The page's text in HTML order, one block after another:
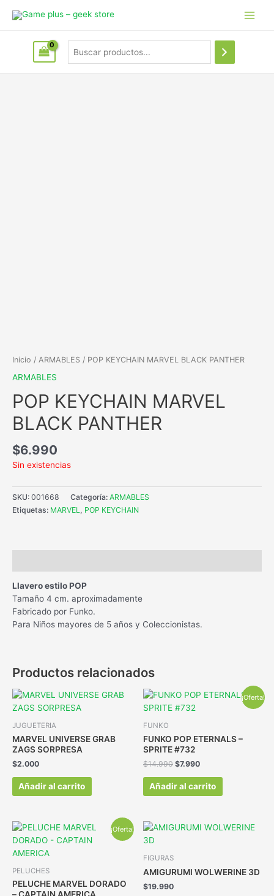
Inicio / ARMABLES / POP KEYCHAIN MARVEL BLACK PANTHER
ARMABLES
POP KEYCHAIN MARVEL
BLACK PANTHER
$6.990
Sin existencias
SKU: 001668 Categoría: ARMABLES
Etiquetas: MARVEL, POP KEYCHAIN
Llavero estilo POP
Tamaño 4 cm. aproximadamente
Fabricado por Funko.
Para Niños mayores de 5 años y Coleccionistas.
Productos relacionados
JUGUETERIA
MARVEL UNIVERSE GRAB
ZAGS SORPRESA
$2.000
Añadir al carrito
¡Oferta!
FUNKO
FUNKO POP ETERNALS –
SPRITE #732
$14.990 $7.990
Añadir al carrito
¡Oferta!
PELUCHES
PELUCHE MARVEL DORADO
FIGURAS
AMIGURUMI WOLWERINE 3D
$19.990